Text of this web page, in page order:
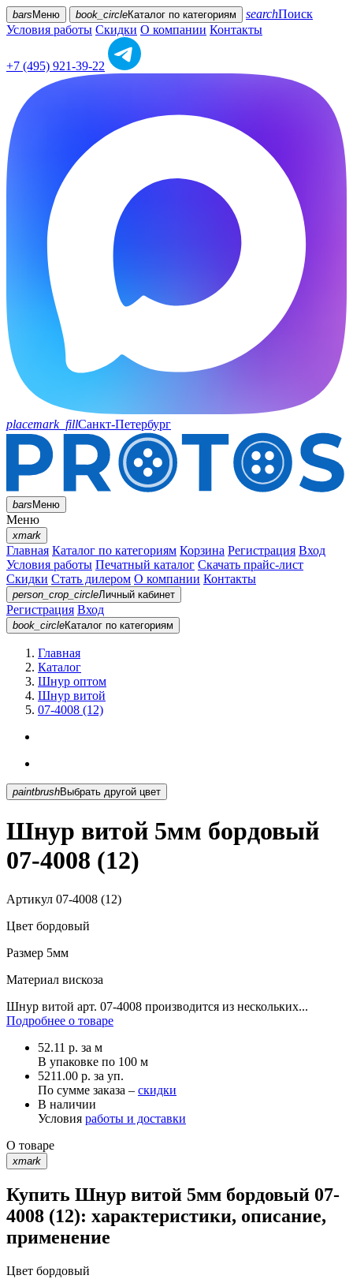
bars Меню book_circleКаталог по категориям searchПоиск
Условия работы Скидки О компании Контакты
+7 (495) 921-39-22
placemark_fillСанкт-Петербург
barsМеню
Меню
xmark
Главная Каталог по категориям Корзина Регистрация Вход
Условия работы Печатный каталог Скачать прайс-лист
Скидки Стать дилером О компании Контакты
person_crop_circleЛичный кабинет
Регистрация Вход
book_circleКаталог по категориям
Главная
Каталог
Шнур оптом
Шнур витой
07-4008 (12)
paintbrush Выбрать другой цвет
Шнур витой 5мм бордовый
07-4008 (12)
Артикул 07-4008 (12)
Цвет бордовый
Размер 5мм
Материал вискоза
Шнур витой арт. 07-4008 производится из нескольких...
Подробнее о товаре
52.11 р. за м
В упаковке по 100 м
5211.00 р. за уп.
По сумме заказа – скидки
В наличии
Условия работы и доставки
О товаре
xmark
Купить Шнур витой 5мм бордовый 07-
4008 (12): характеристики, описание,
применение
Цвет бордовый